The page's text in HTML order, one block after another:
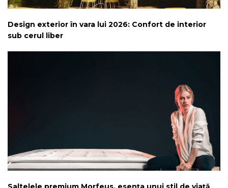
Design exterior în vara lui 2026: Confort de interior
sub cerul liber